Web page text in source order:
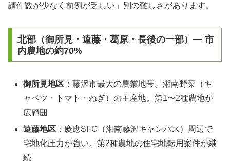
請件数が少なく前例が乏しい」別の難しさがあります。
北部（御所見・遠藤・葛原・長後の一部）— 市
内農地の約70%
御所見地区 ：藤沢市最大の農業地帯。湘南野菜（キ
ャベツ・トマト・ねぎ）の主産地。第1〜2種農地が
広範囲
遠藤地区 ：慶應SFC（湘南藤沢キャンパス）周辺で
宅地化圧力が強い。第2種農地の住宅地転用案件が継
続